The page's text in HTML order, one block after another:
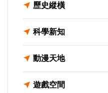
歷史縱橫
科學新知
動漫天地
遊戲空間